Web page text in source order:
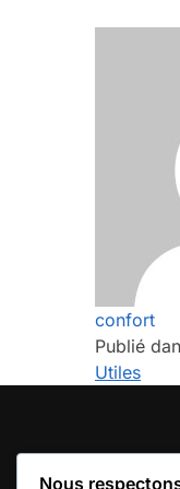
confort
Publié
Utiles
Nous